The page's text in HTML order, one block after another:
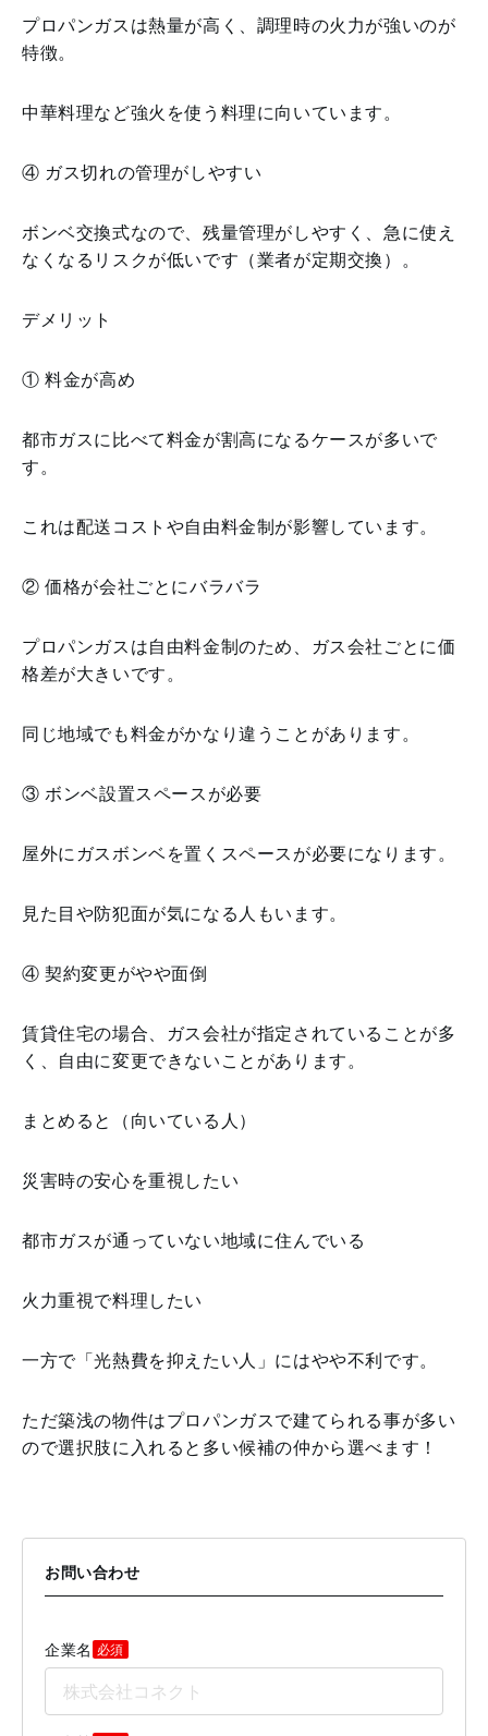
プロパンガスは熱量が高く、調理時の火力が強いのが
特徴。
中華料理など強火を使う料理に向いています。
④ ガス切れの管理がしやすい
ボンベ交換式なので、残量管理がしやすく、急に使え
なくなるリスクが低いです（業者が定期交換）。
デメリット
① 料金が高め
都市ガスに比べて料金が割高になるケースが多いで
す。
これは配送コストや自由料金制が影響しています。
② 価格が会社ごとにバラバラ
プロパンガスは自由料金制のため、ガス会社ごとに価
格差が大きいです。
同じ地域でも料金がかなり違うことがあります。
③ ボンベ設置スペースが必要
屋外にガスボンベを置くスペースが必要になります。
見た目や防犯面が気になる人もいます。
④ 契約変更がやや面倒
賃貸住宅の場合、ガス会社が指定されていることが多
く、自由に変更できないことがあります。
まとめると（向いている人）
災害時の安心を重視したい
都市ガスが通っていない地域に住んでいる
火力重視で料理したい
一方で「光熱費を抑えたい人」にはやや不利です。
ただ築浅の物件はプロパンガスで建てられる事が多い
ので選択肢に入れると多い候補の仲から選べます！
お問い合わせ
企業名 必須